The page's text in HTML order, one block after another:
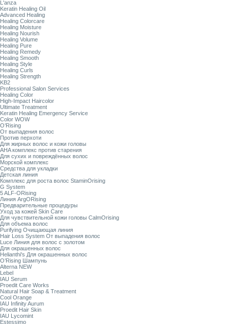
L'anza
Keratin Healing Oil
Advanced Healing
Healing Colorcare
Healing Moisture
Healing Nourish
Healing Volume
Healing Pure
Healing Remedy
Healing Smooth
Healing Style
Healing Curls
Healing Strength
KB2
Professional Salon Services
Healing Color
High-Impact Haircolor
Ultimate Treatment
Keratin Healing Emergency Service
Color WOW
O’Rising
От выпадения волос
Против перхоти
Для жирных волос и кожи головы
AHA комплекс против старения
Для сухих и повреждённых волос
Морской комплекс
Средства для укладки
Детская линия
Комплекс для роста волос StaminOrising
G System
5 ALF-ORising
Линия ArgORising
Предварительные процедуры
Уход за кожей Skin Care
Для чувствительной кожи головы CalmOrising
Для объема волос
Purifying Очищающая линия
Hair Loss System От выпадения волос
Luce Линия для волос с золотом
Для окрашенных волос
Helianthi's Для окрашенных волос
O’Rising Шампунь
Alterna NEW
Lebel
IAU Serum
Proedit Care Works
Natural Hair Soap & Treatment
Cool Orange
IAU Infinity Aurum
Proedit Hair Skin
IAU Lycomint
Estessimo